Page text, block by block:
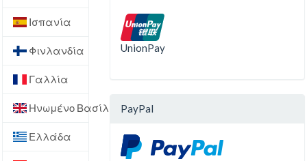
Ισπανία
Φινλανδία
Γαλλία
Ηνωμένο Βασίλειο
Ελλάδα
UnionPay
PayPal